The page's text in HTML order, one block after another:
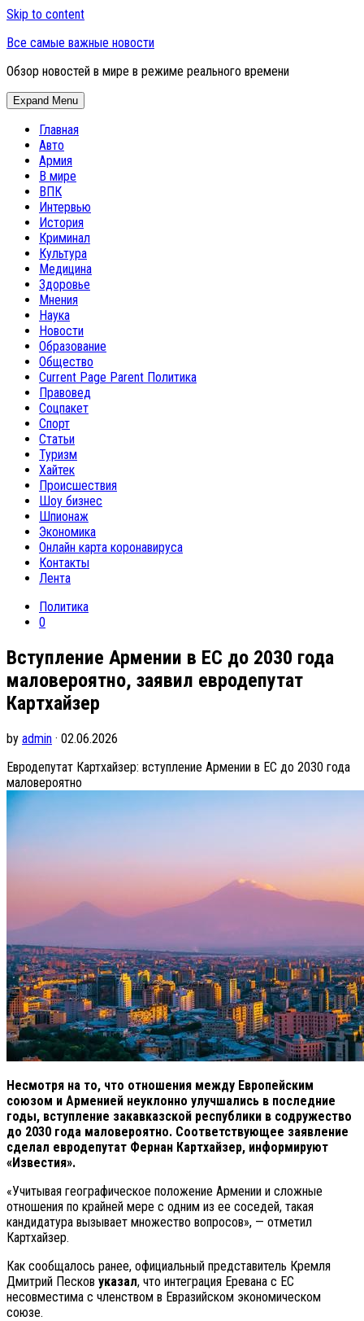
Skip to content
Все самые важные новости
Обзор новостей в мире в режиме реального времени
Expand Menu
Главная
Авто
Армия
В мире
ВПК
Интервью
История
Криминал
Культура
Медицина
Здоровье
Мнения
Наука
Новости
Образование
Общество
Current Page Parent Политика
Правовед
Соцпакет
Спорт
Статьи
Туризм
Хайтек
Происшествия
Шоу бизнес
Шпионаж
Экономика
Онлайн карта коронавируса
Контакты
Лента
Политика
0
Вступление Армении в ЕС до 2030 года
маловероятно, заявил евродепутат
Картхайзер
by admin · 02.06.2026
Евродепутат Картхайзер: вступление Армении в ЕС до 2030 года
маловероятно
Несмотря на то, что отношения между Европейским
союзом и Арменией неуклонно улучшались в последние
годы, вступление закавказской республики в содружество
до 2030 года маловероятно. Соответствующее заявление
сделал евродепутат Фернан Картхайзер, информируют
«Известия».
«Учитывая географическое положение Армении и сложные
отношения по крайней мере с одним из ее соседей, такая
кандидатура вызывает множество вопросов», — отметил
Картхайзер.
Как сообщалось ранее, официальный представитель Кремля
Дмитрий Песков указал, что интеграция Еревана с ЕС
несовместима с членством в Евразийском экономическом
союзе.